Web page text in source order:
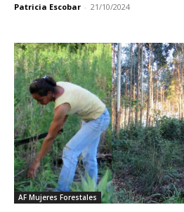
Patricia Escobar - 21/10/2024
AF Mujeres Forestales